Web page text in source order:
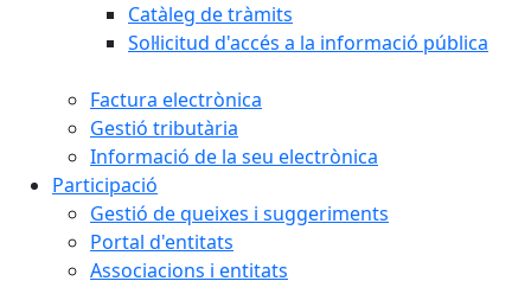
Catàleg de tràmits
Sol·licitud d'accés a la informació pública
Factura electrònica
Gestió tributària
Informació de la seu electrònica
Participació
Gestió de queixes i suggeriments
Portal d'entitats
Associacions i entitats